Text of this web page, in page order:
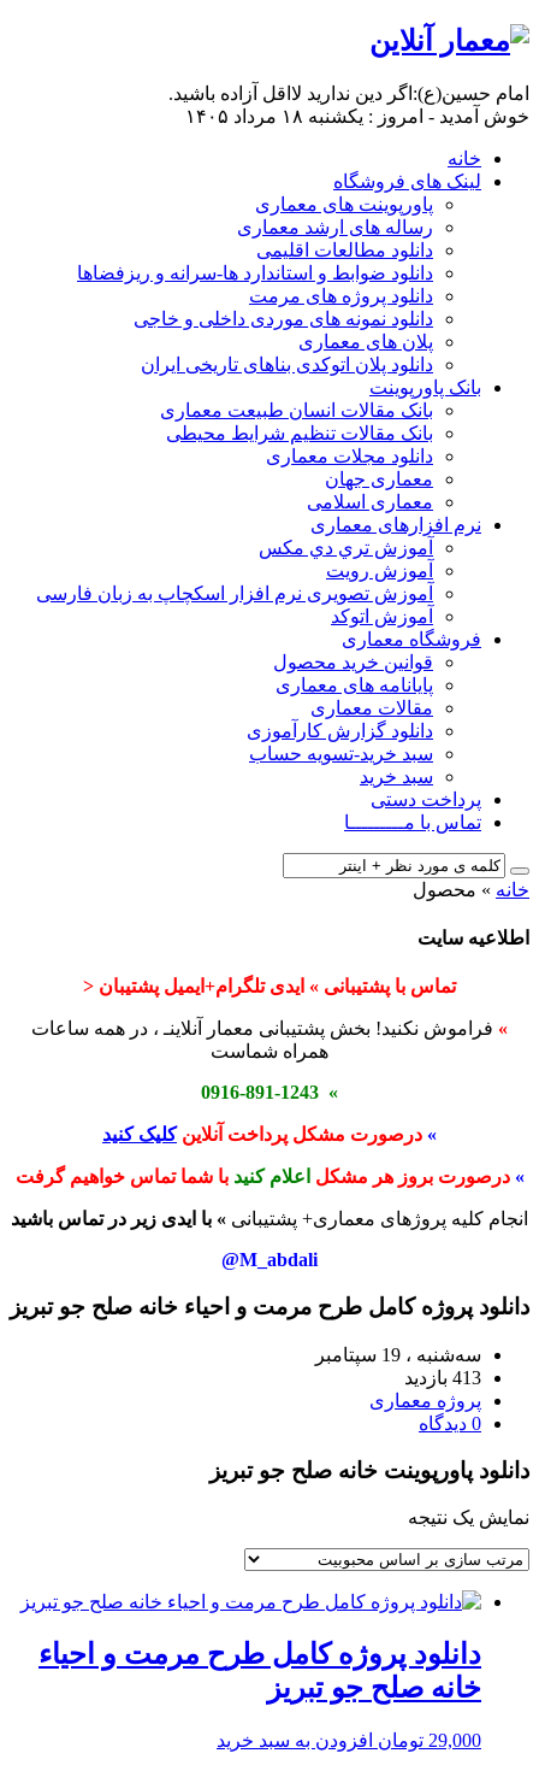
امام حسين(ع):اگر دين نداريد لااقل آزاده باشيد.
خوش آمدید - امروز : یکشنبه ۱۸ مرداد ۱۴۰۵
خانه
لینک های فروشگاه
پاورپوینت های معماری
رساله های ارشد معماری
دانلود مطالعات اقلیمی
دانلود ضوابط و استاندارد ها-سرانه و ریزفضاها
دانلود پروژه های مرمت
دانلود نمونه های موردی داخلی و خاجی
پلان های معماری
دانلود پلان اتوکدی بناهای تاریخی ایران
بانک پاورپوینت
بانک مقالات انسان طبیعت معماری
بانک مقالات تنظیم شرایط محیطی
دانلود مجلات معماری
معماری جهان
معماری اسلامی
نرم افزارهای معماری
آﻣﻮزش ﺗﺮي دي ﻣﮑﺲ
آموزش رویت
آموزش تصویری نرم افزار اسکچاپ به زبان فارسی
آموزش اتوکد
فروشگاه معماری
قوانین خرید محصول
پایانامه های معماری
مقالات معماری
دانلود گزارش کارآموزی
سبد خرید-تسویه حساب
سبد خرید
پرداخت دستی
تماس با مـــــــــا
خانه » محصول
اطلاعیه سایت
تماس با پشتیبانی » ایدی تلگرام+ایمیل پشتیبان <
» فراموش نکنید! بخش پشتیبانی معمار آنلاینـ ، در همه ساعات
همراه شماست
» 0916-891-1243
» درصورت مشکل پرداخت آنلاینکلیک کنید
» درصورت بروز هر مشکل اعلام کنید با شما تماس خواهیم گرفت
انجام کلیه پروژهای معماری+ پشتیبانی » با ایدی زیر در تماس باشید
M_abdali@
دانلود پروژه کامل طرح مرمت و احیاء خانه صلح جو تبریز
سه‌شنبه ، 19 سپتامبر
413 بازدید
پروژه معماری
0 دیدگاه
دانلود پاورپوینت خانه صلح جو تبریز
نمایش یک نتیجه
دانلود پروژه کامل طرح مرمت و احیاء
خانه صلح جو تبریز
29,000 تومان افزودن به سبد خرید